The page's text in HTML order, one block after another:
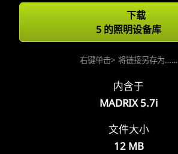
下载
5 的照明设备库
右键单击> 将链接另存为……
内含于
MADRIX 5.7i
文件大小
12 MB